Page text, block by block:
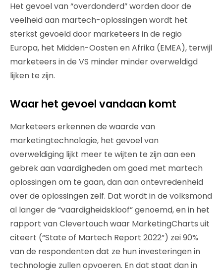
Het gevoel van “overdonderd” worden door de
veelheid aan martech-oplossingen wordt het
sterkst gevoeld door marketeers in de regio
Europa, het Midden-Oosten en Afrika (EMEA), terwijl
marketeers in de VS minder minder overweldigd
lijken te zijn.
Waar het gevoel vandaan komt
Marketeers erkennen de waarde van
marketingtechnologie, het gevoel van
overweldiging lijkt meer te wijten te zijn aan een
gebrek aan vaardigheden om goed met martech
oplossingen om te gaan, dan aan ontevredenheid
over de oplossingen zelf. Dat wordt in de volksmond
al langer de “vaardigheidskloof” genoemd, en in het
rapport van Clevertouch waar MarketingCharts uit
citeert (“State of Martech Report 2022”) zei 90%
van de respondenten dat ze hun investeringen in
technologie zullen opvoeren. En dat staat dan in